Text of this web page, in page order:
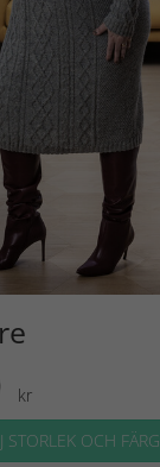
kr
STORLEK OCH FÄRG